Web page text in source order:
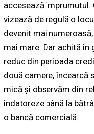
accesează împrumutul.
vizează de regulă o
devenit mai
mai mare. Dar achită în
reduc din perioada
două camere, încearcă
mică și observăm din
îndatoreze până la
o bancă comercială.